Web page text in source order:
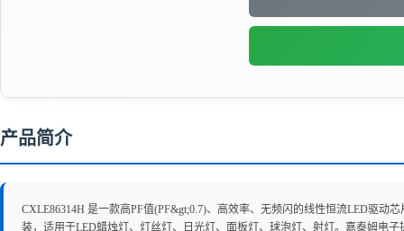
产品简介
CXLE86314H 是一款高PF值(PF&gt;0.7)、高效率、无频闪的线性恒流LED驱动
装，适用于LED蜡烛灯、灯丝灯、日光灯、面板灯、球泡灯、射灯。嘉泰姆电子